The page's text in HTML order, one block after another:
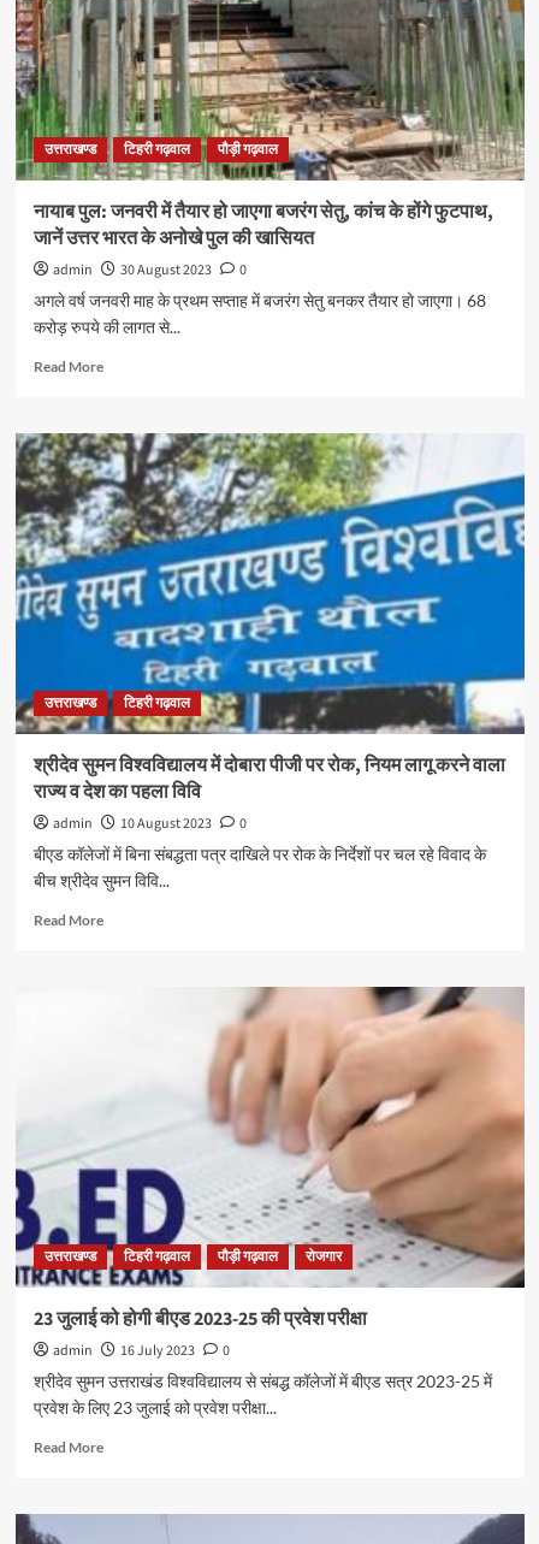
उत्तराखण्ड टिहरी गढ़वाल पौड़ी गढ़वाल
नायाब पुल: जनवरी में तैयार हो जाएगा बजरंग सेतु, कांच के होंगे फुटपाथ,
जानें उत्तर भारत के अनोखे पुल की खासियत
admin 30 August 2023
0
अगले वर्ष जनवरी माह के प्रथम सप्ताह में बजरंग सेतु बनकर तैयार हो जाएगा। 68
करोड़ रुपये की लागत से...
Read More
उत्तराखण्ड टिहरी गढ़वाल
श्रीदेव सुमन विश्वविद्यालय में दोबारा पीजी पर रोक, नियम लागू करने वाला
राज्य व देश का पहला विवि
admin 10 August 2023
0
बीएड कॉलेजों में बिना संबद्धता पत्र दाखिले पर रोक के निर्देशों पर चल रहे विवाद के
बीच श्रीदेव सुमन विवि...
Read More
उत्तराखण्ड टिहरी गढ़वाल पौड़ी गढ़वाल रोजगार
23 जुलाई को होगी बीएड 2023-25 की प्रवेश परीक्षा
admin 16 July 2023
0
श्रीदेव सुमन उत्तराखंड विश्वविद्यालय से संबद्ध कॉलेजों में बीएड सत्र 2023-25 में
प्रवेश के लिए 23 जुलाई को प्रवेश परीक्षा...
Read More